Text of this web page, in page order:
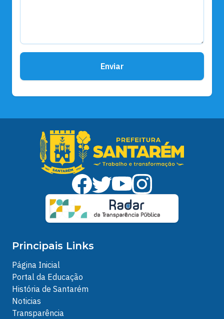
Enviar
Principais Links
Página Inicial
Portal da Educação
História de Santarém
Noticias
Transparência